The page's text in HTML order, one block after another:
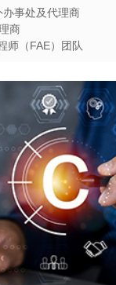
事处及代理商
商
师（FAE）团队